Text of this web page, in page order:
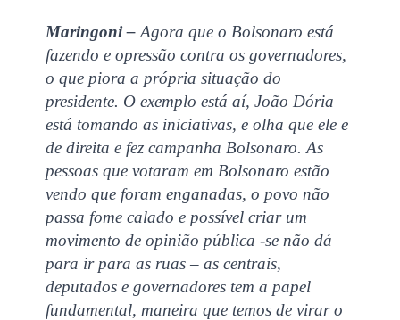
Maringoni – Agora que o Bolsonaro está
fazendo e opressão contra os governadores,
o que piora a própria situação do
presidente. O exemplo está aí, João Dória
está tomando as iniciativas, e olha que ele e
de direita e fez campanha Bolsonaro. As
pessoas que votaram em Bolsonaro estão
vendo que foram enganadas, o povo não
passa fome calado e possível criar um
movimento de opinião pública -se não dá
para ir para as ruas – as centrais,
deputados e governadores tem a papel
fundamental, maneira que temos de virar o